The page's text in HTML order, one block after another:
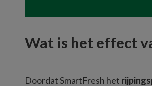
Wat is het effect
Doordat SmartFresh het